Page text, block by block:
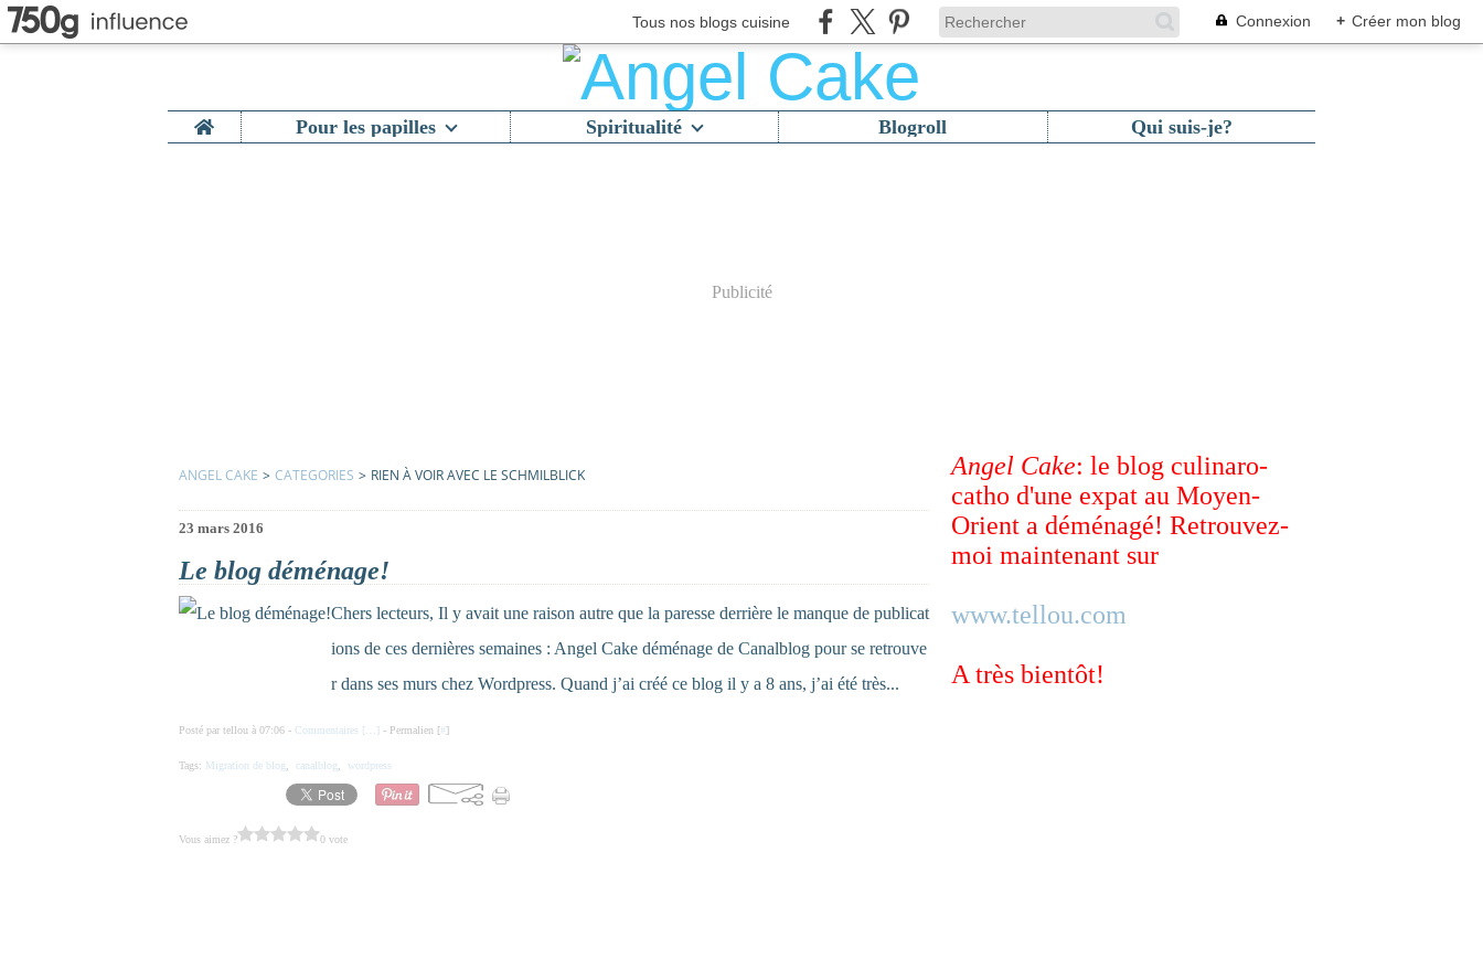
Tous nos blogs cuisine Connexion + Créer mon blog
Home Pour les papilles Spiritualité Blogroll Qui suis-je?
Publicité
ANGEL CAKE > CATEGORIES > RIEN À VOIR AVEC LE SCHMILBLICK
23 mars 2016
Le blog déménage!
Chers lecteurs, Il y avait une raison autre que la paresse derrière le manque de publicat
ions de ces dernières semaines : Angel Cake déménage de Canalblog pour se retrouve
r dans ses murs chez Wordpress. Quand j’ai créé ce blog il y a 8 ans, j’ai été très...
Posté par tellou à 07:06 - Commentaires [ ] - Permalien [#]
Tags: Migration de blog canalblog wordpress
Vous aimez ? 0 vote
Angel Cake: le blog culinaro-
catho d'une expat au Moyen-
Orient a déménagé! Retrouvez-
moi maintenant sur
www.tellou.com
A très bientôt!